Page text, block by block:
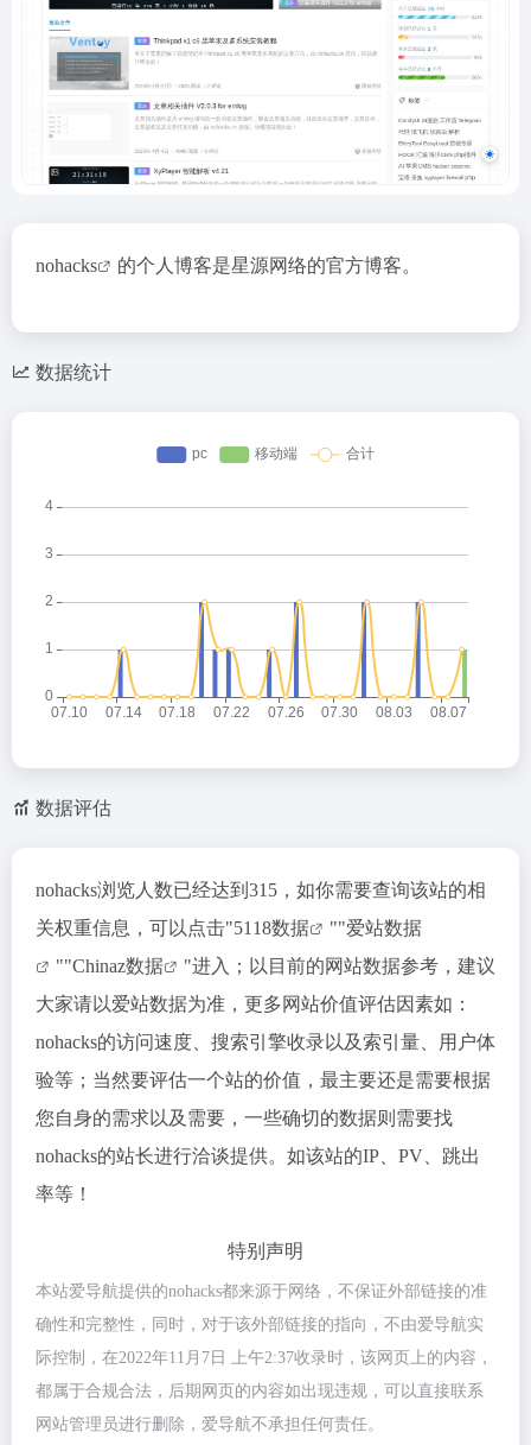
nohacks 的个人博客是星源网络的官方博客。
数据统计
数据评估
nohacks浏览人数已经达到315，如你需要查询该站的相
关权重信息，可以点击"5118数据 ""爱站数据
""Chinaz数据
"进入；以目前的网站数据参考，建议
大家请以爱站数据为准，更多网站价值评估因素如：
nohacks的访问速度、搜索引擎收录以及索引量、用户体
验等；当然要评估一个站的价值，最主要还是需要根据
您自身的需求以及需要，一些确切的数据则需要找
nohacks的站长进行洽谈提供。如该站的IP、PV、跳出
率等！
特别声明
本站爱导航提供的nohacks都来源于网络，不保证外部链接的准
确性和完整性，同时，对于该外部链接的指向，不由爱导航实
际控制，在2022年11月7日 上午2:37收录时，该网页上的内容，
都属于合规合法，后期网页的内容如出现违规，可以直接联系
网站管理员进行删除，爱导航不承担任何责任。